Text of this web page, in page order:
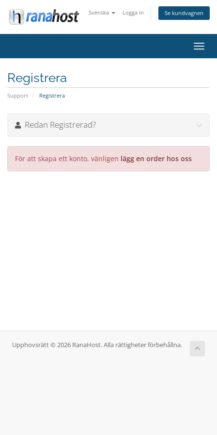
Svenska Logga in Se kundvagnen
Växla
Registrera
Support Registrera
Redan Registrerad?
För att skapa ett konto, vänligen lägg en order hos oss
Upphovsrätt © 2026 RanaHost. Alla rättigheter förbehållna.